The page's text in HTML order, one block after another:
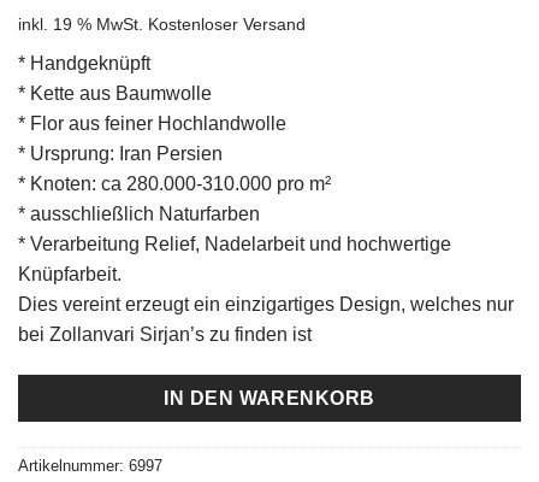
€15.340,00
ist:
inkl. 19 % MwSt. Kostenloser Versand
* Handgeknüpft
* Kette aus Baumwolle
* Flor aus feiner Hochlandwolle
* Ursprung: Iran Persien
* Knoten: ca 280.000-310.000 pro m²
* ausschließlich Naturfarben
* Verarbeitung Relief, Nadelarbeit und hochwertige
Knüpfarbeit.
Dies vereint erzeugt ein einzigartiges Design, welches nur
bei Zollanvari Sirjan’s zu finden ist
IN DEN WARENKORB
Artikelnummer: 6997